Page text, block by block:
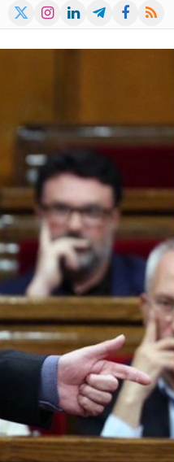
X
Instagram
LinkedInTelegramFacebook
RSS